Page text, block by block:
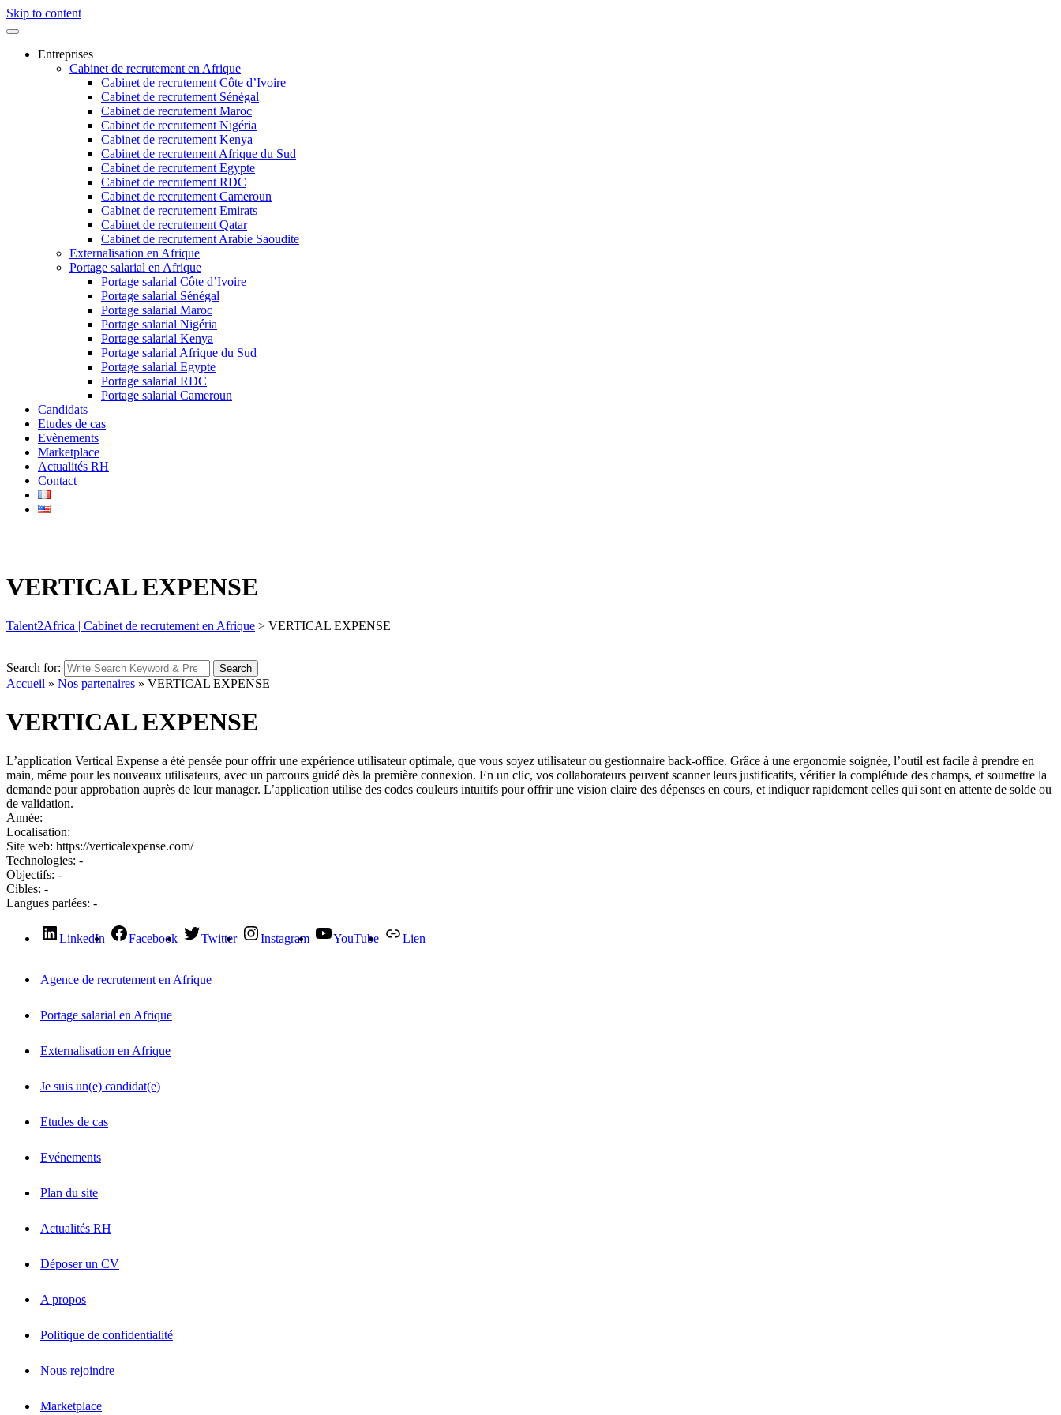
Skip to content
Entreprises
Cabinet de recrutement en Afrique
Cabinet de recrutement Côte d’Ivoire
Cabinet de recrutement Sénégal
Cabinet de recrutement Maroc
Cabinet de recrutement Nigéria
Cabinet de recrutement Kenya
Cabinet de recrutement Afrique du Sud
Cabinet de recrutement Egypte
Cabinet de recrutement RDC
Cabinet de recrutement Cameroun
Cabinet de recrutement Emirats
Cabinet de recrutement Qatar
Cabinet de recrutement Arabie Saoudite
Externalisation en Afrique
Portage salarial en Afrique
Portage salarial Côte d’Ivoire
Portage salarial Sénégal
Portage salarial Maroc
Portage salarial Nigéria
Portage salarial Kenya
Portage salarial Afrique du Sud
Portage salarial Egypte
Portage salarial RDC
Portage salarial Cameroun
Candidats
Etudes de cas
Evènements
Marketplace
Actualités RH
Contact
VERTICAL EXPENSE
Talent2Africa | Cabinet de recrutement en Afrique > VERTICAL EXPENSE
Search for: Search
Accueil » Nos partenaires » VERTICAL EXPENSE
VERTICAL EXPENSE
L’application Vertical Expense a été pensée pour offrir une expérience utilisateur optimale, que vous soyez utilisateur ou gestionnaire back-office. Grâce à une ergonomie soignée, l’outil est facile à prendre en
main, même pour les nouveaux utilisateurs, avec un parcours guidé dès la première connexion. En un clic, vos collaborateurs peuvent scanner leurs justificatifs, vérifier la complétude des champs, et soumettre la
demande pour approbation auprès de leur manager. L’application utilise des codes couleurs intuitifs pour offrir une vision claire des dépenses en cours, et indiquer rapidement celles qui sont en attente de solde ou
de validation.
Année:
Localisation:
Site web: https://verticalexpense.com/
Technologies: -
Objectifs: -
Cibles: -
Langues parlées: -
LinkedIn Facebook Twitter Instagram YouTube Lien
Agence de recrutement en Afrique
Portage salarial en Afrique
Externalisation en Afrique
Je suis un(e) candidat(e)
Etudes de cas
Evénements
Plan du site
Actualités RH
Déposer un CV
A propos
Politique de confidentialité
Nous rejoindre
Marketplace